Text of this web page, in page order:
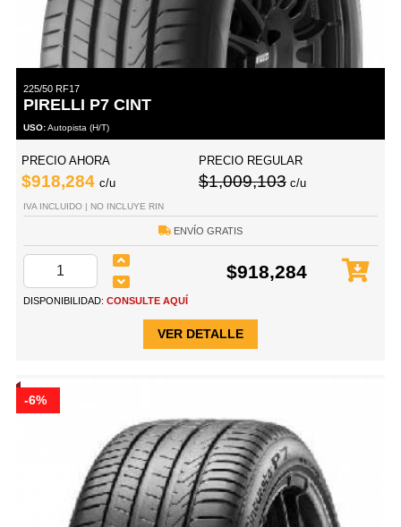
225/50 RF17
PIRELLI P7 CINT
USO:Autopista (H/T)
PRECIO AHORA
$918,284 c/u
PRECIO REGULAR
$1,009,103 c/u
IVA INCLUIDO | NO INCLUYE RIN
ENVÍO GRATIS
$918,284
DISPONIBILIDAD: CONSULTE AQUÍ
VER DETALLE
-6%